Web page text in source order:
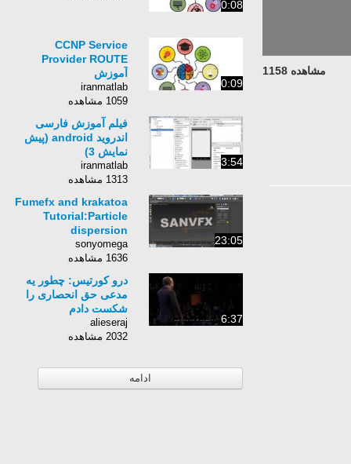
مشاهده 1158
0:08
0:09
CCNP Service
Provider ROUTE
آموزش
iranmatlab
1059 مشاهده
3:54
فیلم آموزش فارسی
اندروید android (پیش
نمایش 3)
iranmatlab
1313 مشاهده
23:05
Fumefx and krakatoa
Tutorial:Particle
dispersion
sonyomega
1636 مشاهده
6:37
درو کورتیس: چطور یه
مدعی حق انحصاری را
شکست دادم
alieseraj
2032 مشاهده
ادامه